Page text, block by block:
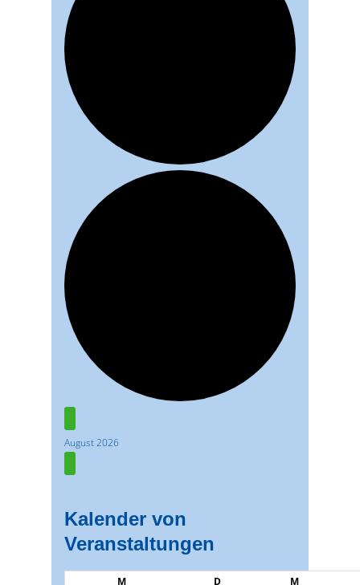
Veranstaltungen
August 2026
Kalender von
Veranstaltungen
MMontag DDienstag MMittwoch